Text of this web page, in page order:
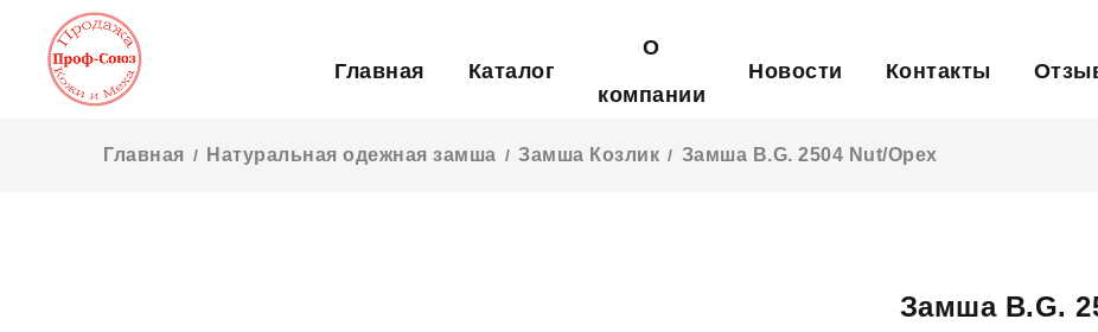
Главная Каталог
О
компании
Новости Контакты
Главная / Натуральная одежная замша / Замша Козлик / Замша B.G. 2504 Nut/Орех
Замша B.G.